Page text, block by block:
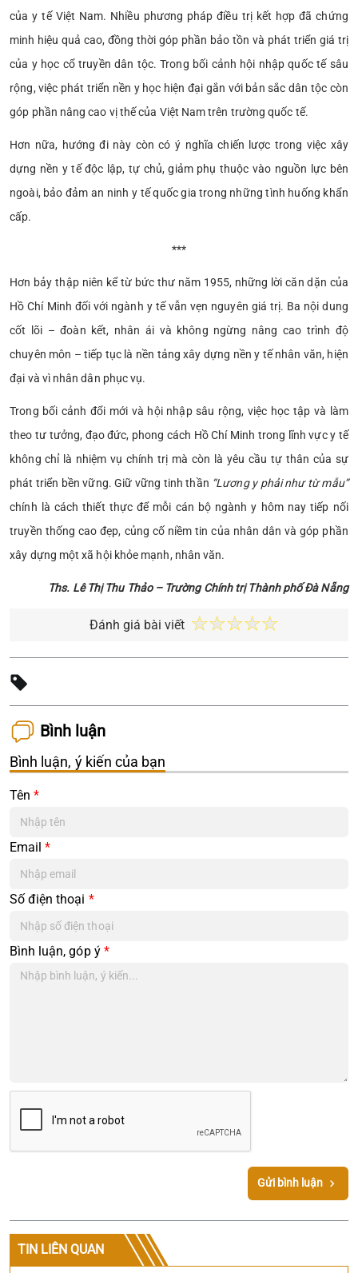
của y tế Việt Nam. Nhiều phương pháp điều trị kết hợp đã chứng
minh hiệu quả cao, đồng thời góp phần bảo tồn và phát triển giá trị
của y học cổ truyền dân tộc. Trong bối cảnh hội nhập quốc tế sâu
rộng, việc phát triển nền y học hiện đại gắn với bản sắc dân tộc còn
góp phần nâng cao vị thế của Việt Nam trên trường quốc tế.
Hơn nữa, hướng đi này còn có ý nghĩa chiến lược trong việc xây
dựng nền y tế độc lập, tự chủ, giảm phụ thuộc vào nguồn lực bên
ngoài, bảo đảm an ninh y tế quốc gia trong những tình huống khẩn
cấp.
***
Hơn bảy thập niên kể từ bức thư năm 1955, những lời căn dặn của
Hồ Chí Minh đối với ngành y tế vẫn vẹn nguyên giá trị. Ba nội dung
cốt lõi – đoàn kết, nhân ái và không ngừng nâng cao trình độ
chuyên môn – tiếp tục là nền tảng xây dựng nền y tế nhân văn, hiện
đại và vì nhân dân phục vụ.
Trong bối cảnh đổi mới và hội nhập sâu rộng, việc học tập và làm
theo tư tưởng, đạo đức, phong cách Hồ Chí Minh trong lĩnh vực y tế
không chỉ là nhiệm vụ chính trị mà còn là yêu cầu tự thân của sự
phát triển bền vững. Giữ vững tinh thần “Lương y phải như từ mẫu”
chính là cách thiết thực để mỗi cán bộ ngành y hôm nay tiếp nối
truyền thống cao đẹp, củng cố niềm tin của nhân dân và góp phần
xây dựng một xã hội khỏe mạnh, nhân văn.
Ths. Lê Thị Thu Thảo – Trường Chính trị Thành phố Đà Nẵng
Đánh giá bài viết
Bình luận
Bình luận, ý kiến của bạn
Tên*
Email*
Số điện thoại *
Bình luận, góp ý *
Gửi bình luận
TIN LIÊN QUAN